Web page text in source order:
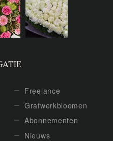
Freelance
Grafwerkbloemen
Abonnementen
Nieuws